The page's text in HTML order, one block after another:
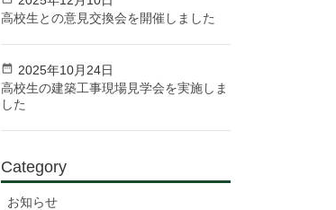
高校生との意見交換会を開催しました
2025年10月24日
高校生の建築工事現場見学会を実施しま
した
Category
お知らせ